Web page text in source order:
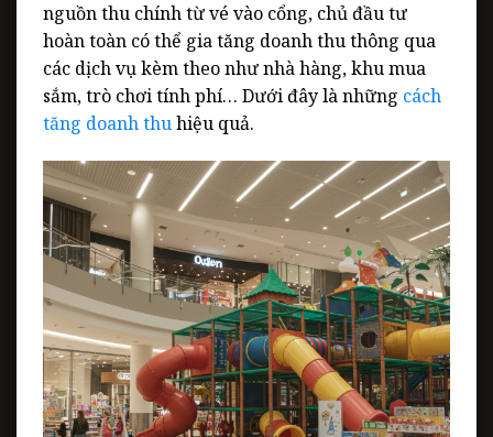
nguồn thu chính từ vé vào cổng, chủ đầu tư
hoàn toàn có thể gia tăng doanh thu thông qua
các dịch vụ kèm theo như nhà hàng, khu mua
sắm, trò chơi tính phí… Dưới đây là những cách
tăng doanh thuhiệu quả.